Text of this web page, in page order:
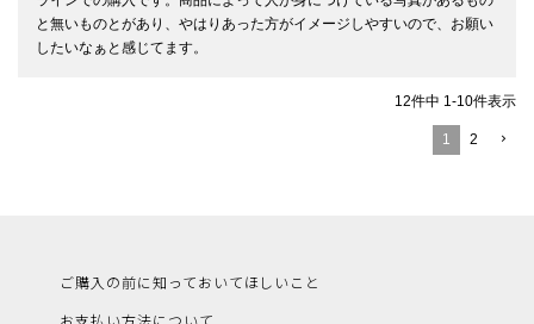
と無いものとがあり、やはりあった方がイメージしやすいので、お願い
したいなぁと感じてます。
12件中 1 -10件表示
1 2
ご購入の前に知っておいてほしいこと
お支払い方法について